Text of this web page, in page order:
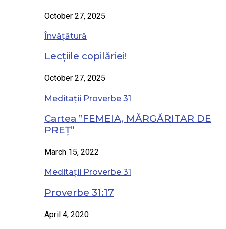
October 27, 2025
Învățătură
Lecțiile copilăriei!
October 27, 2025
Meditații Proverbe 31
Cartea ”FEMEIA, MĂRGĂRITAR DE
PREȚ”
March 15, 2022
Meditații Proverbe 31
Proverbe 31:17
April 4, 2020